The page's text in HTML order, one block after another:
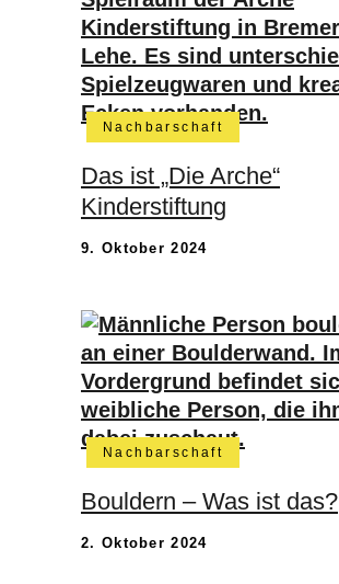
Nachbarschaft
Das ist „Die Arche“
Kinderstiftung
9. Oktober 2024
Nachbarschaft
Bouldern – Was ist das?
2. Oktober 2024